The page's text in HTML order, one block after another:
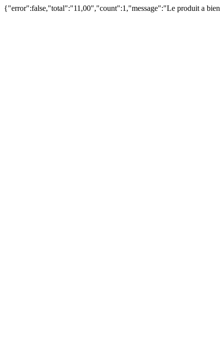
{"error":false,"total":"11,00","count":1,"message":"Le produit a